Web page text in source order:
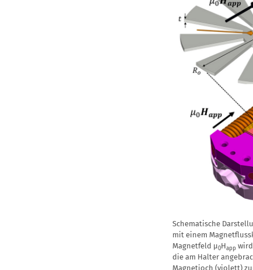
Schematische
mit einem
Magnetfeld µ0Happ
die am Halter
Magnetjoch (violett)